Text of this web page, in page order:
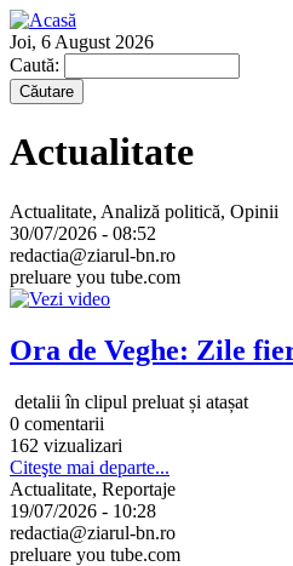
Joi, 6 August 2026
Caută:
Actualitate
Actualitate, Analiză politică, Opinii
30/07/2026 - 08:52
redactia@ziarul-bn.ro
preluare you tube.com
Ora de Veghe: Zile
detalii în clipul preluat și atașat
0 comentarii
162 vizualizari
Citeşte mai departe...
Actualitate, Reportaje
19/07/2026 - 10:28
redactia@ziarul-bn.ro
preluare you tube.com